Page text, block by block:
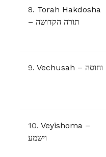
8. Torah Hakdosha
– תורה הקדושה
9. Vechusah – וחוסה
10. Veyishoma –
וישמע